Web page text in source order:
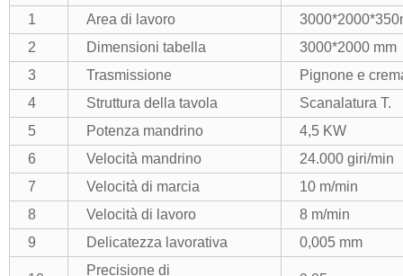
1
Area di lavoro
2
Dimensioni tabella
3000*2000 mm
3
Trasmissione
Pignone e
4
Struttura della tavola
Scanalatura T.
5
Potenza mandrino
4,5 KW
6
Velocità mandrino
24.000 giri/min
7
Velocità di marcia
10 m/min
8
Velocità di lavoro
8 m/min
9
Delicatezza lavorativa 0,005 mm
Precisione di